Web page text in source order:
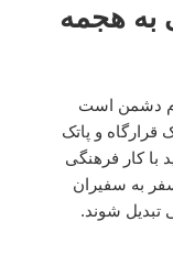
به هجمه
دشمن است
قرارگاه و پاتک
کار فرهنگی
به سفیران
تبدیل شوند.